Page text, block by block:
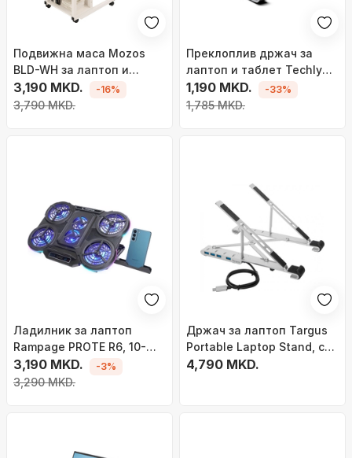
Подвижна маса Mozos
BLD-WH за лаптоп и
проектор, со тркала,
бела
3,190 MKD.
3,790 MKD.
-16%
Преклоплив држач за
лаптоп и таблет Techly
ICA-TBL 134TY, 10\" 16\",
алуминиум, сив
1,190 MKD.
1,785 MKD.
-33%
Ладилник за лаптоп
Rampage PROTE R6, 10-
17\", 6 вентилатори, сив
3,190 MKD.
3,290 MKD.
-3%
Држач за лаптоп Targus
Portable Laptop Stand, со
USB приклучник,
4,790 MKD.